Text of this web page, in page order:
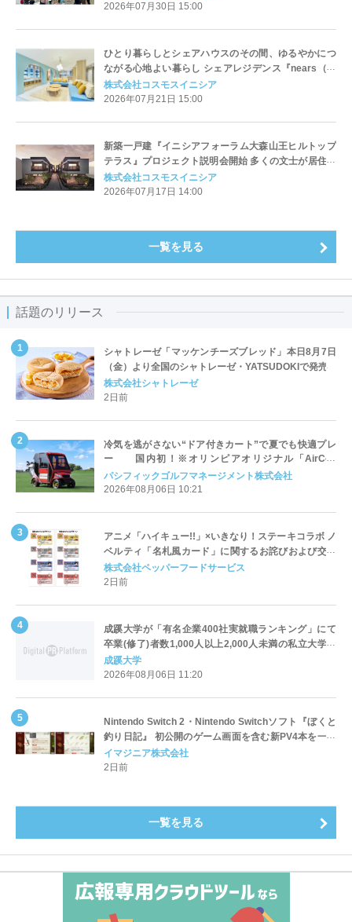
2026年07月30日 15:00
ひとり暮らしとシェアハウスのその間、ゆるやかにつ
ながる心地よい暮らし シェアレジデンス『nears（ニ
アーズ）五反田』入居開始
株式会社コスモスイニシア
2026年07月21日 15:00
新築一戸建『イニシアフォーラム大森山王ヒルトップ
テラス』プロジェクト説明会開始 多くの文士が居住し
た歴史を持つ「大田区山王」の地に全9邸誕生
株式会社コスモスイニシア
2026年07月17日 14:00
一覧を見る
話題のリリース
シャトレーゼ「マッケンチーズブレッド」本日8月7日
（金）より全国のシャトレーゼ・YATSUDOKIで発売
株式会社シャトレーゼ
2日前
冷気を逃がさない“ドア付きカート”で夏でも快適プレ
ー 国内初！※オリンピアオリジナル「AirCon
Cart（エアコンカート）」導入 | ＰＧＭ
パシフィックゴルフマネージメント株式会社
2026年08月06日 10:21
アニメ「ハイキュー!!」×いきなり！ステーキコラボ ノ
ベルティ「名札風カード」に関するお詫びおよび交換
対応についてのご案内
株式会社ペッパーフードサービス
2日前
成蹊大学が「有名企業400社実就職ランキング」にて
卒業(修了)者数1,000人以上2,000人未満の私立大学で
全国第1位を獲得！～実就職率は26.5%（前年比＋
4.3pt）に伸長、東京の私立大学でも10位にランクイン
成蹊大学
2026年08月06日 11:20
Nintendo Switch 2・Nintendo Switchソフト『ぼくと
釣り日記』 初公開のゲーム画面を含む新PV4本を一挙
公開！
イマジニア株式会社
2日前
一覧を見る